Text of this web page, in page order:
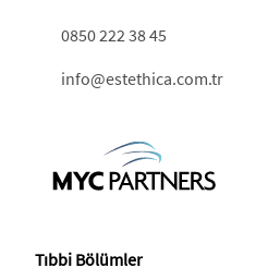
0850 222 38 45
info@estethica.com.tr
Tıbbi Bölümler